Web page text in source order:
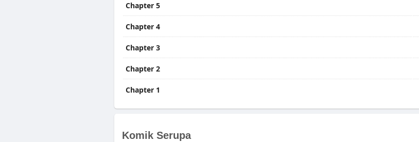
Chapter 5
Chapter 4
Chapter 3
Chapter 2
Chapter 1
Komik Serupa